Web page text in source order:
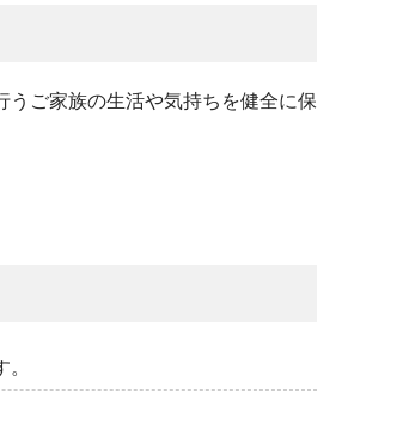
ご家族の生活や気持ちを健全に保